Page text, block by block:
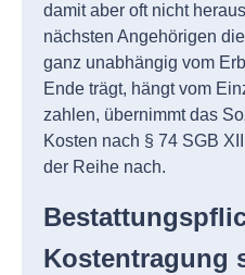
damit aber oft nicht
nächsten Angehörigen
ganz unabhängig vom
Ende trägt, hängt vom
zahlen, übernimmt das
Kosten nach § 74 SGB
der Reihe nach.
Kostentragung